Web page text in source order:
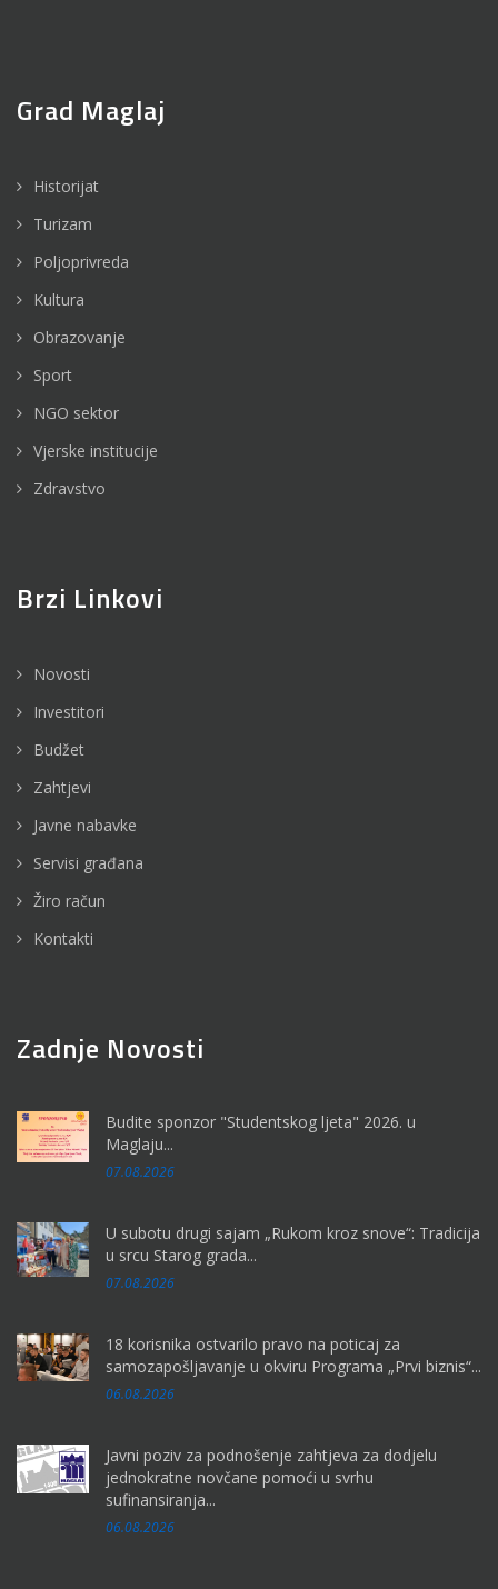
Grad Maglaj
Historijat
Turizam
Poljoprivreda
Kultura
Obrazovanje
Sport
NGO sektor
Vjerske institucije
Zdravstvo
Brzi Linkovi
Novosti
Investitori
Budžet
Zahtjevi
Javne nabavke
Servisi građana
Žiro račun
Kontakti
Zadnje Novosti
Budite sponzor "Studentskog ljeta" 2026. u
Maglaju...
07.08.2026
U subotu drugi sajam „Rukom kroz snove“: Tradicija
u srcu Starog grada...
07.08.2026
18 korisnika ostvarilo pravo na poticaj za
samozapošljavanje u okviru Programa „Prvi biznis“...
06.08.2026
Javni poziv za podnošenje zahtjeva za dodjelu
jednokratne novčane pomoći u svrhu
sufinansiranja...
06.08.2026